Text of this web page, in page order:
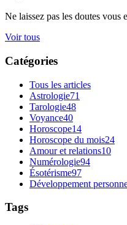
Ne laissez pas les doutes
Voir tous
Catégories
Tous les articles
Astrologie71
Tarologie48
Voyance40
Horoscope14
Horoscope du mois24
Amour et relations10
Numérologie94
Ésotérisme97
Développement
Tags